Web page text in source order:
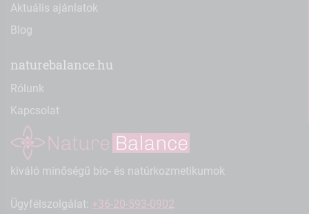
Aktuális ajánlatok
Blog
naturebalance.hu
Rólunk
Kapcsolat
kiváló minőségű bio- és natúrkozmetikumok
Ügyfélszolgálat: +36-20-593-0902